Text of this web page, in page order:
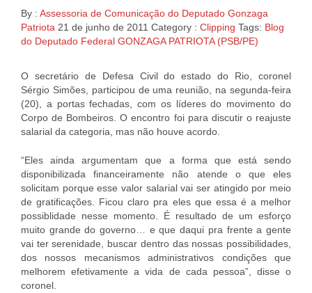
By : Assessoria de Comunicação do Deputado Gonzaga
Patriota 21 de junho de 2011 Category : Clipping Tags: Blog
do Deputado Federal GONZAGA PATRIOTA (PSB/PE)
O secretário de Defesa Civil do estado do Rio, coronel
Sérgio Simões, participou de uma reunião, na segunda-feira
(20), a portas fechadas, com os líderes do movimento do
Corpo de Bombeiros. O encontro foi para discutir o reajuste
salarial da categoria, mas não houve acordo.
“Eles ainda argumentam que a forma que está sendo
disponibilizada financeiramente não atende o que eles
solicitam porque esse valor salarial vai ser atingido por meio
de gratificações. Ficou claro pra eles que essa é a melhor
possiblidade nesse momento. É resultado de um esforço
muito grande do governo… e que daqui pra frente a gente
vai ter serenidade, buscar dentro das nossas possibilidades,
dos nossos mecanismos administrativos condições que
melhorem efetivamente a vida de cada pessoa”, disse o
coronel.